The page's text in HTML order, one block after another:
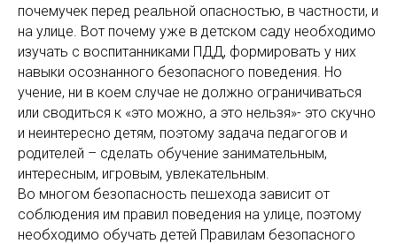
почемучек перед реальной опасностью, в частности, и
на улице. Вот почему уже в детском саду необходимо
изучать с воспитанниками ПДД, формировать у них
навыки осознанного безопасного поведения. Но
учение, ни в коем случае не должно ограничиваться
или сводиться к «это можно, а это нельзя»- это скучно
и неинтересно детям, поэтому задача педагогов и
родителей – сделать обучение занимательным,
интересным, игровым, увлекательным.
Во многом безопасность пешехода зависит от
соблюдения им правил поведения на улице, поэтому
необходимо обучать детей Правилам безопасного